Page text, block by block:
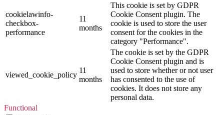
cookielawinfo-
checkbox-
performance
11
months
This cookie is set by GDPR
Cookie Consent plugin. The
cookie is used to store the user
consent for the cookies in the
category "Performance".
viewed_cookie_policy
11
months
The cookie is set by the GDPR
Cookie Consent plugin and is
used to store whether or not user
has consented to the use of
cookies. It does not store any
personal data.
Functional